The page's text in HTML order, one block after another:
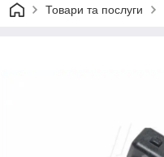
Товари та послуги